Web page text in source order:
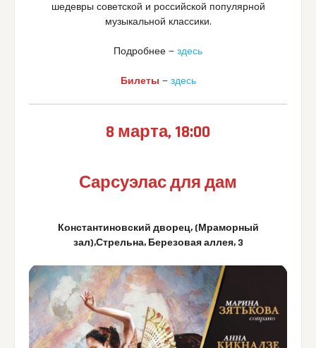
шедевры советской и российской популярной
музыкальной классики.
Подробнее — здесь
Билеты — здесь
8 марта, 18:00
Сарсуэлас для дам
Константиновский дворец, (Мраморный
зал),Стрельна, Березовая аллея, 3